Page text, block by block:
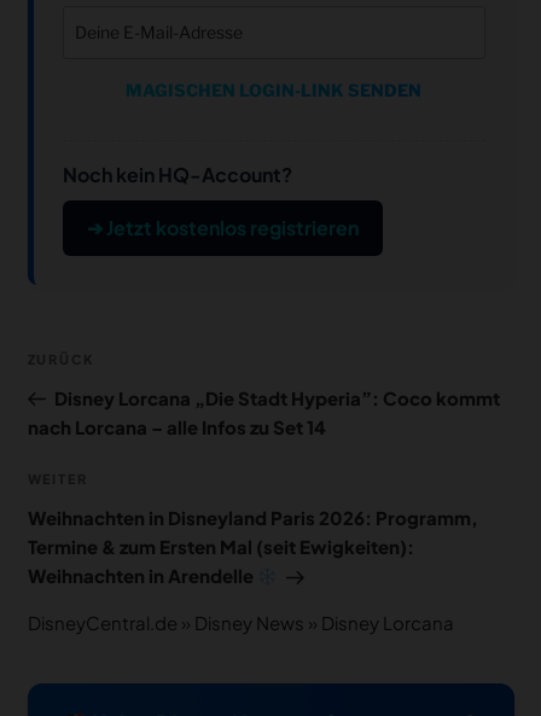
MAGISCHEN LOGIN-LINK SENDEN
Noch kein HQ-Account?
➔ Jetzt kostenlos registrieren
BeitragDisney Lorcana „Die Stadt Hyperia”: Coco kommt
nach Lorcana – alle Infos zu Set 14
Beitrag
Weihnachten in Disneyland Paris 2026: Programm,
Termine & zum Ersten Mal (seit Ewigkeiten):
Weihnachten in Arendelle
DisneyCentral.de » Disney News » Disney Lorcana